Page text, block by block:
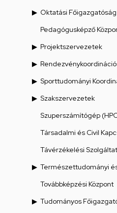
Oktatási Főigazgatóság
Pedagógusképző
Projektszervezetek
Sporttudományi
Szakszervezetek
Szuperszámítógép
Társadalmi és Civil
Távérzékelési
Természettudományi
Továbbképzési Központ
Tudományos